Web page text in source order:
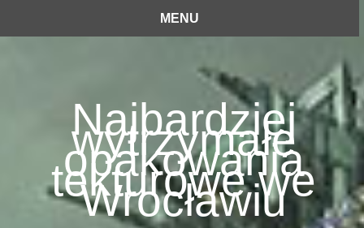
MENU
Najbardziej
wytrzymałe
opakowania
tekturowe we
Wrocławiu